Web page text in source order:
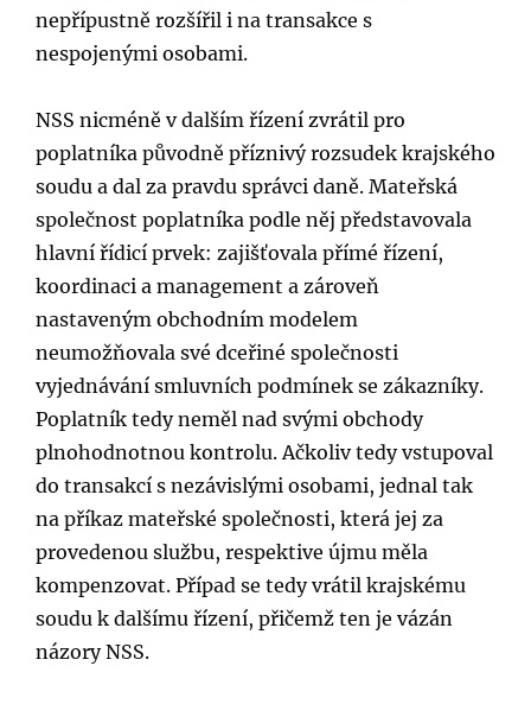
nepřípustně rozšířil i na transakce s
nespojenými osobami.
NSS nicméně v dalším řízení zvrátil pro
poplatníka původně příznivý rozsudek krajského
soudu a dal za pravdu správci daně. Mateřská
společnost poplatníka podle něj představovala
hlavní řídicí prvek: zajišťovala přímé řízení,
koordinaci a management a zároveň
nastaveným obchodním modelem
neumožňovala své dceřiné společnosti
vyjednávání smluvních podmínek se zákazníky.
Poplatník tedy neměl nad svými obchody
plnohodnotnou kontrolu. Ačkoliv tedy vstupoval
do transakcí s nezávislými osobami, jednal tak
na příkaz mateřské společnosti, která jej za
provedenou službu, respektive újmu měla
kompenzovat. Případ se tedy vrátil krajskému
soudu k dalšímu řízení, přičemž ten je vázán
názory NSS.